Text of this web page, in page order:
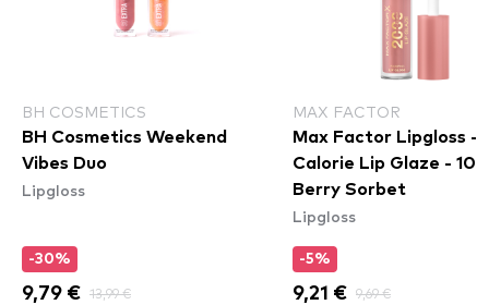
BH COSMETICS
BH Cosmetics Weekend
Vibes Duo
Lipgloss
-30%
9,79 € 13,99 €
MAX FACTOR
Max Factor Lipgloss -
Calorie Lip Glaze - 105
Berry Sorbet
Lipgloss
-5%
9,21 € 9,69 €